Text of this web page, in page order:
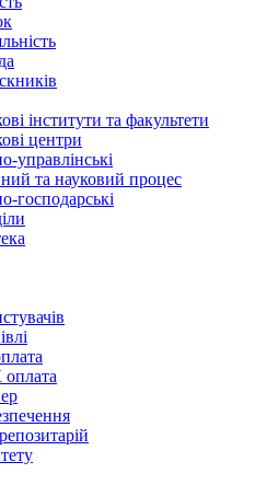
інститути та факультети
центри
управлінські
та науковий процес
господарські